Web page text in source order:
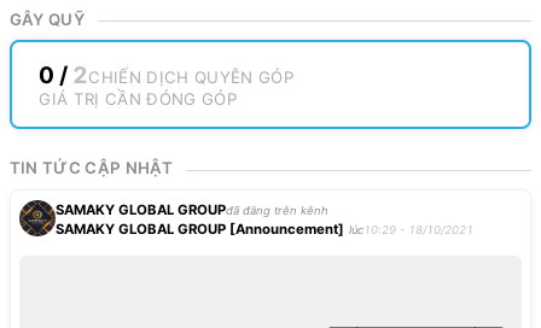
GÂY QUỸ
0 / 2CHIẾN DỊCH QUYÊN GÓP
GIÁ TRỊ CẦN ĐÓNG GÓP
TIN TỨC CẬP NHẬT
SAMAKY GLOBAL GROUPđã đăng trên kênh
SAMAKY GLOBAL GROUP [Announcement] lúc10:29 - 18/10/2021